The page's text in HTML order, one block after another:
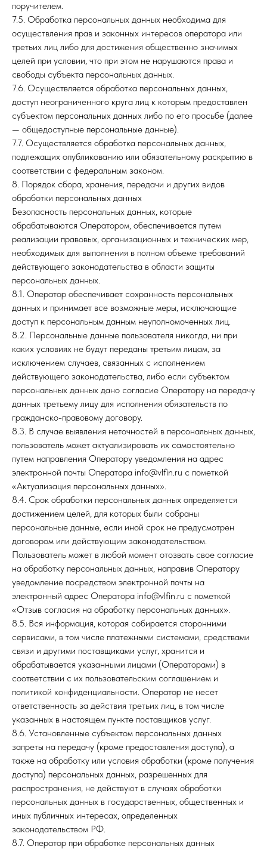
поручителем.
7.5. Обработка персональных данных необходима для
осуществления прав и законных интересов оператора или
третьих лиц либо для достижения общественно значимых
целей при условии, что при этом не нарушаются права и
свободы субъекта персональных данных.
7.6. Осуществляется обработка персональных данных,
доступ неограниченного круга лиц к которым предоставлен
субъектом персональных данных либо по его просьбе (далее
— общедоступные персональные данные).
7.7. Осуществляется обработка персональных данных,
подлежащих опубликованию или обязательному раскрытию в
соответствии с федеральным законом.
8. Порядок сбора, хранения, передачи и других видов
обработки персональных данных
Безопасность персональных данных, которые
обрабатываются Оператором, обеспечивается путем
реализации правовых, организационных и технических мер,
необходимых для выполнения в полном объеме требований
действующего законодательства в области защиты
персональных данных.
8.1. Оператор обеспечивает сохранность персональных
данных и принимает все возможные меры, исключающие
доступ к персональным данным неуполномоченных лиц.
8.2. Персональные данные пользователя никогда, ни при
каких условиях не будут переданы третьим лицам, за
исключением случаев, связанных с исполнением
действующего законодательства, либо если субъектом
персональных данных дано согласие Оператору на передачу
данных третьему лицу для исполнения обязательств по
гражданско-правовому договору.
8.3. В случае выявления неточностей в персональных данных,
пользователь может актуализировать их самостоятельно
путем направления Оператору уведомления на адрес
электронной почты Оператора info@vlfin.ru с пометкой
«Актуализация персональных данных».
8.4. Срок обработки персональных данных определяется
достижением целей, для которых были собраны
персональные данные, если иной срок не предусмотрен
договором или действующим законодательством.
Пользователь может в любой момент отозвать свое согласие
на обработку персональных данных, направив Оператору
уведомление посредством электронной почты на
электронный адрес Оператора info@vlfin.ru с пометкой
«Отзыв согласия на обработку персональных данных».
8.5. Вся информация, которая собирается сторонними
сервисами, в том числе платежными системами, средствами
связи и другими поставщиками услуг, хранится и
обрабатывается указанными лицами (Операторами) в
соответствии с их пользовательским соглашением и
политикой конфиденциальности. Оператор не несет
ответственность за действия третьих лиц, в том числе
указанных в настоящем пункте поставщиков услуг.
8.6. Установленные субъектом персональных данных
запреты на передачу (кроме предоставления доступа), а
также на обработку или условия обработки (кроме получения
доступа) персональных данных, разрешенных для
распространения, не действуют в случаях обработки
персональных данных в государственных, общественных и
иных публичных интересах, определенных
законодательством РФ.
8.7. Оператор при обработке персональных данных